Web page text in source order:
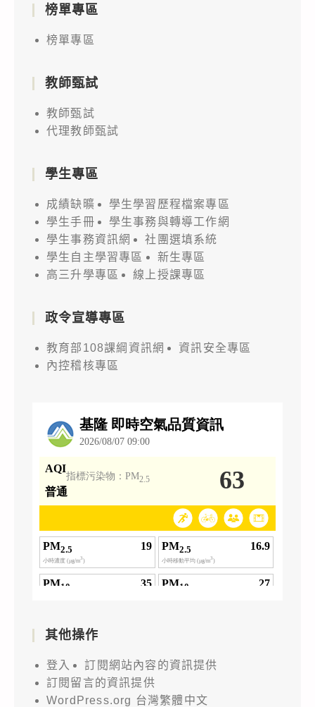
榜單專區
榜單專區
教師甄試
教師甄試
代理教師甄試
學生專區
成績缺曠
學生學習歷程檔案專區
學生手冊
學生事務與轉導工作網
學生事務資訊網
社團選填系統
學生自主學習專區
新生專區
高三升學專區
線上授課專區
政令宣導專區
教育部108課綱資訊網
資訊安全專區
內控稽核專區
其他操作
登入
訂閱網站內容的資訊提供
訂閱留言的資訊提供
WordPress.org 台灣繁體中文